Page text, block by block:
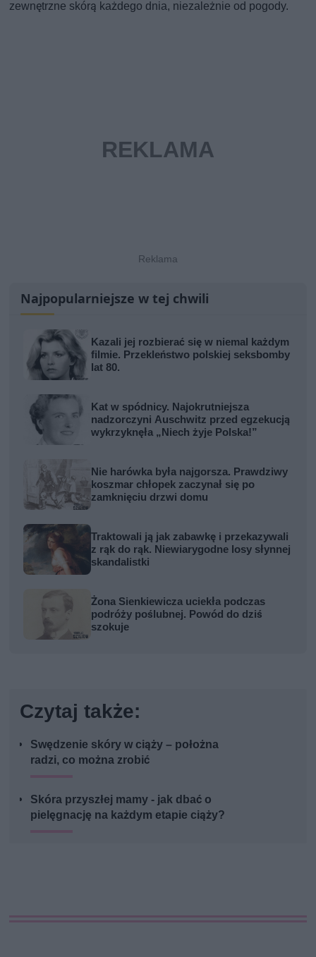
zewnętrzne skórą każdego dnia, niezależnie od pogody.
Najpopularniejsze w tej chwili
Kazali jej rozbierać się w niemal każdym
filmie. Przekleństwo polskiej seksbomby
lat 80.
Kat w spódnicy. Najokrutniejsza
nadzorczyni Auschwitz przed egzekucją
wykrzyknęła „Niech żyje Polska!”
Nie harówka była najgorsza. Prawdziwy
koszmar chłopek zaczynał się po
zamknięciu drzwi domu
Traktowali ją jak zabawkę i przekazywali
z rąk do rąk. Niewiarygodne losy słynnej
skandalistki
Żona Sienkiewicza uciekła podczas
podróży poślubnej. Powód do dziś
szokuje
Czytaj także:
Swędzenie skóry w ciąży – położna
radzi, co można zrobić
Skóra przyszłej mamy - jak dbać o
pielęgnację na każdym etapie ciąży?